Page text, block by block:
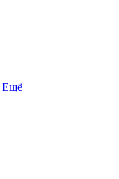
Ещё